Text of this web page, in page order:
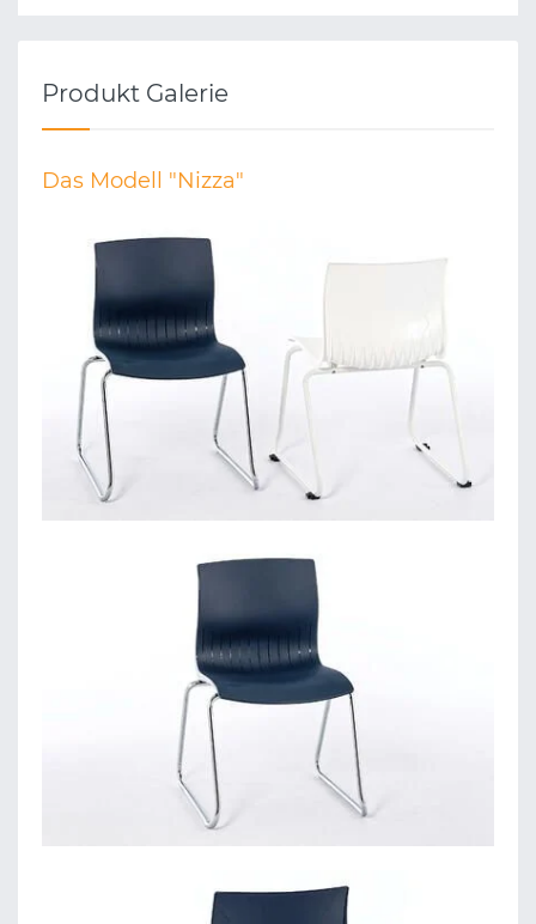
Produkt Galerie
Das Modell "Nizza"